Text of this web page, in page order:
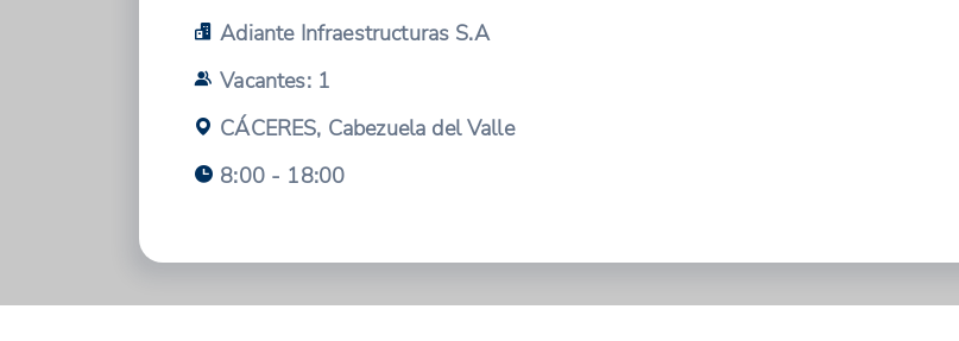
Adiante Infraestructuras S.A
Vacantes: 1
CÁCERES, Cabezuela del Valle
8:00 - 18:00